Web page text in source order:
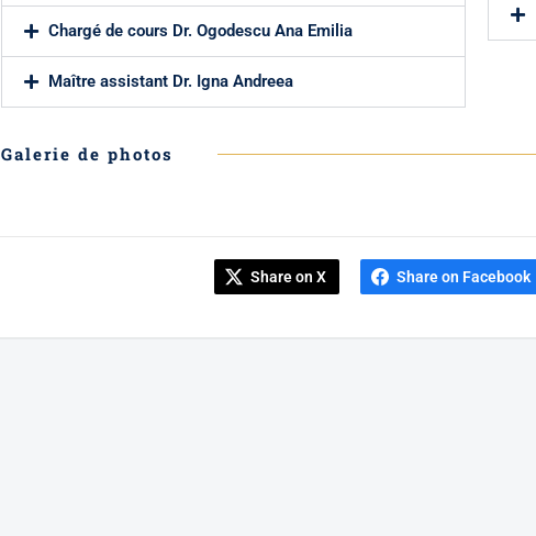
Chargé de cours Dr. Ogodescu Ana Emilia
Maître assistant Dr. Igna Andreea
Galerie de photos
Share on X Share on Facebook